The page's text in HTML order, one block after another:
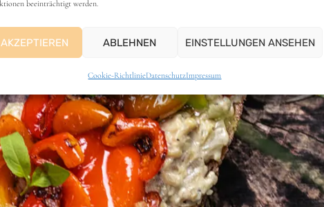
beeinträchtigt werden.
AKZEPTIEREN ABLEHNEN EINSTELLUNGEN ANSEHEN
Cookie-RichtlinieDatenschutzImpressum